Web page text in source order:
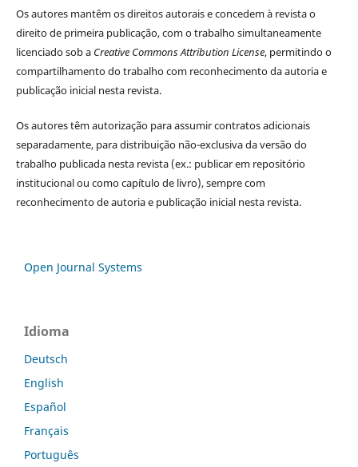
Os autores mantêm os direitos autorais e concedem à revista o
direito de primeira publicação, com o trabalho simultaneamente
licenciado sob a Creative Commons Attribution License, permitindo o
compartilhamento do trabalho com reconhecimento da autoria e
publicação inicial nesta revista.
Os autores têm autorização para assumir contratos adicionais
separadamente, para distribuição não-exclusiva da versão do
trabalho publicada nesta revista (ex.: publicar em repositório
institucional ou como capítulo de livro), sempre com
reconhecimento de autoria e publicação inicial nesta revista.
Open Journal Systems
Idioma
Deutsch
English
Español
Français
Português